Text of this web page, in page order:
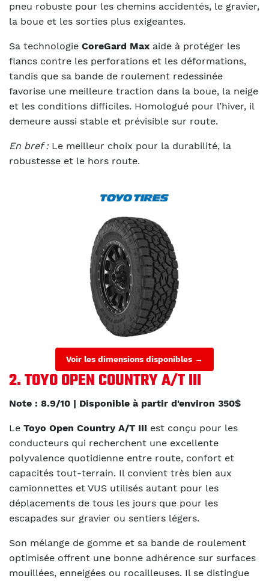
pneu robuste pour les chemins accidentés, le gravier,
la boue et les sorties plus exigeantes.
Sa technologie CoreGard Max aide à protéger les
flancs contre les perforations et les déformations,
tandis que sa bande de roulement redessinée
favorise une meilleure traction dans la boue, la neige
et les conditions difficiles. Homologué pour l’hiver, il
demeure aussi stable et prévisible sur route.
En bref :Le meilleur choix pour la durabilité, la
robustesse et le hors route.
Voir les dimensions disponibles →
2. TOYO OPEN COUNTRY A/T III
Note : 8.9/10 | Disponible à partir d'environ 350$
Le Toyo Open Country A/T III est conçu pour les
conducteurs qui recherchent une excellente
polyvalence quotidienne entre route, confort et
capacités tout-terrain. Il convient très bien aux
camionnettes et VUS utilisés autant pour les
déplacements de tous les jours que pour les
escapades sur gravier ou sentiers légers.
Son mélange de gomme et sa bande de roulement
optimisée offrent une bonne adhérence sur surfaces
mouillées, enneigées ou rocailleuses. Il se distingue